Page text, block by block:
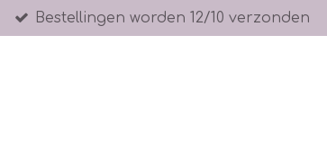
Bestellingen worden 12/10 verzonden